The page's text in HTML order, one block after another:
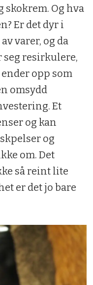
skokrem. Og hva
Er det dyr i
varer, og da
resirkulere,
opp som
omsydd
Et
og kan
og
om. Det
så reint lite
er det jo bare